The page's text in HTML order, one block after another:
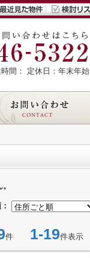
間： 定休日：年末年始
件 1-19件表示